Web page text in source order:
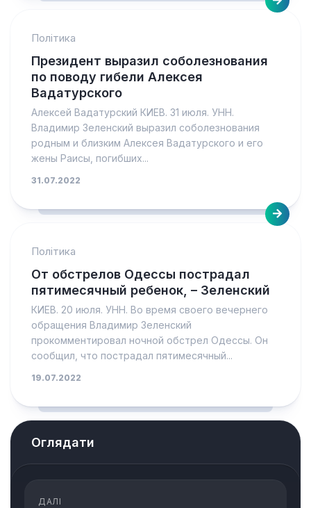
Політика
Президент выразил соболезнования
по поводу гибели Алексея
Вадатурского
Алексей Вадатурский КИЕВ. 31 июля. УНН.
Владимир Зеленский выразил соболезнования
родным и близким Алексея Вадатурского и его
жены Раисы, погибших...
31.07.2022
Політика
От обстрелов Одессы пострадал
пятимесячный ребенок, – Зеленский
КИЕВ. 20 июля. УНН. Во время своего вечернего
обращения Владимир Зеленский
прокомментировал ночной обстрел Одессы. Он
сообщил, что пострадал пятимесячный...
19.07.2022
Оглядати
ДАЛІ